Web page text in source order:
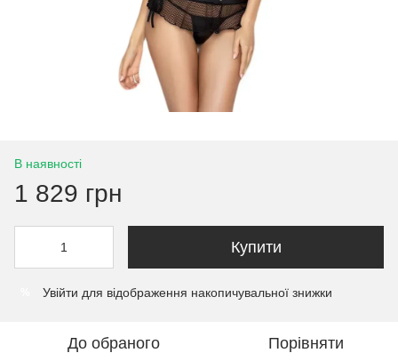
В наявності
1 829 грн
Купити
Увійти для відображення накопичувальної знижки
До обраного Порівняти